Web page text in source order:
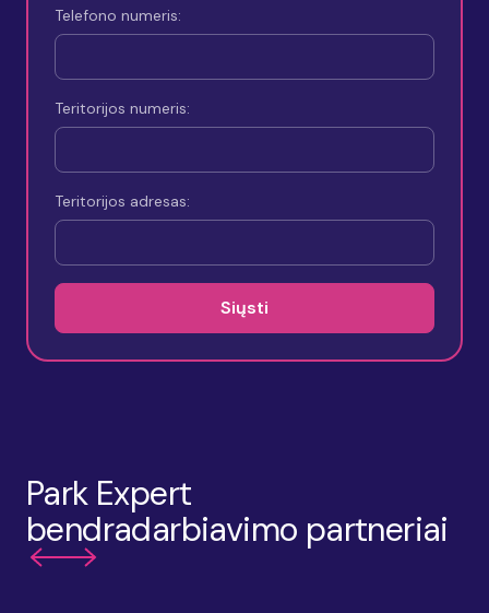
Telefono numeris:
Teritorijos numeris:
Teritorijos adresas:
Siųsti
Park Expert
bendradarbiavimo partneriai